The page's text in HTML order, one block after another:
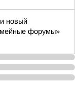
новый
форумы»